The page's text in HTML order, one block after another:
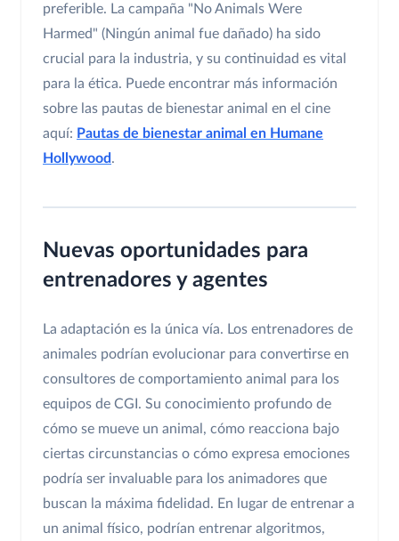
preferible. La campaña "No Animals Were
Harmed" (Ningún animal fue dañado) ha sido
crucial para la industria, y su continuidad es vital
para la ética. Puede encontrar más información
sobre las pautas de bienestar animal en el cine
aquí: Pautas de bienestar animal en Humane
Hollywood .
Nuevas oportunidades para
entrenadores y agentes
La adaptación es la única vía. Los entrenadores de
animales podrían evolucionar para convertirse en
consultores de comportamiento animal para los
equipos de CGI. Su conocimiento profundo de
cómo se mueve un animal, cómo reacciona bajo
ciertas circunstancias o cómo expresa emociones
podría ser invaluable para los animadores que
buscan la máxima fidelidad. En lugar de entrenar a
un animal físico, podrían entrenar algoritmos,